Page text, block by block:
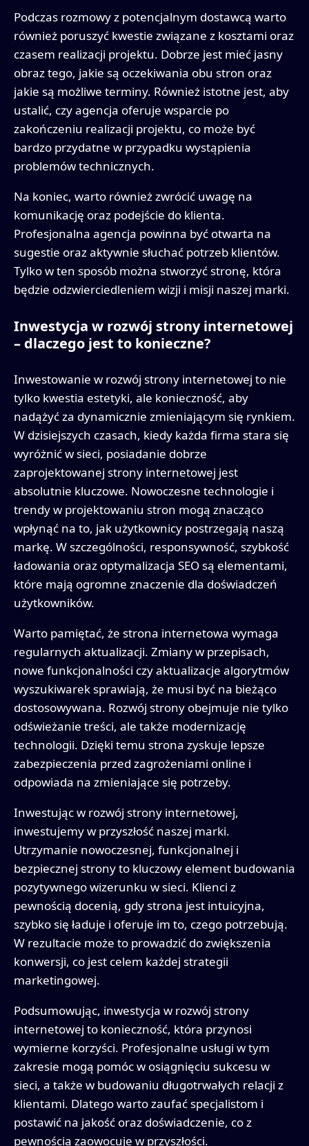
Podczas rozmowy z potencjalnym dostawcą warto
również poruszyć kwestie związane z kosztami oraz
czasem realizacji projektu. Dobrze jest mieć jasny
obraz tego, jakie są oczekiwania obu stron oraz
jakie są możliwe terminy. Również istotne jest, aby
ustalić, czy agencja oferuje wsparcie po
zakończeniu realizacji projektu, co może być
bardzo przydatne w przypadku wystąpienia
problemów technicznych.
Na koniec, warto również zwrócić uwagę na
komunikację oraz podejście do klienta.
Profesjonalna agencja powinna być otwarta na
sugestie oraz aktywnie słuchać potrzeb klientów.
Tylko w ten sposób można stworzyć stronę, która
będzie odzwierciedleniem wizji i misji naszej marki.
Inwestycja w rozwój strony internetowej
– dlaczego jest to konieczne?
Inwestowanie w rozwój strony internetowej to nie
tylko kwestia estetyki, ale konieczność, aby
nadążyć za dynamicznie zmieniającym się rynkiem.
W dzisiejszych czasach, kiedy każda firma stara się
wyróżnić w sieci, posiadanie dobrze
zaprojektowanej strony internetowej jest
absolutnie kluczowe. Nowoczesne technologie i
trendy w projektowaniu stron mogą znacząco
wpłynąć na to, jak użytkownicy postrzegają naszą
markę. W szczególności, responsywność, szybkość
ładowania oraz optymalizacja SEO są elementami,
które mają ogromne znaczenie dla doświadczeń
użytkowników.
Warto pamiętać, że strona internetowa wymaga
regularnych aktualizacji. Zmiany w przepisach,
nowe funkcjonalności czy aktualizacje algorytmów
wyszukiwarek sprawiają, że musi być na bieżąco
dostosowywana. Rozwój strony obejmuje nie tylko
odświeżanie treści, ale także modernizację
technologii. Dzięki temu strona zyskuje lepsze
zabezpieczenia przed zagrożeniami online i
odpowiada na zmieniające się potrzeby.
Inwestując w rozwój strony internetowej,
inwestujemy w przyszłość naszej marki.
Utrzymanie nowoczesnej, funkcjonalnej i
bezpiecznej strony to kluczowy element budowania
pozytywnego wizerunku w sieci. Klienci z
pewnością docenią, gdy strona jest intuicyjna,
szybko się ładuje i oferuje im to, czego potrzebują.
W rezultacie może to prowadzić do zwiększenia
konwersji, co jest celem każdej strategii
marketingowej.
Podsumowując, inwestycja w rozwój strony
internetowej to konieczność, która przynosi
wymierne korzyści. Profesjonalne usługi w tym
zakresie mogą pomóc w osiągnięciu sukcesu w
sieci, a także w budowaniu długotrwałych relacji z
klientami. Dlatego warto zaufać specjalistom i
postawić na jakość oraz doświadczenie, co z
pewnością zaowocuje w przyszłości.